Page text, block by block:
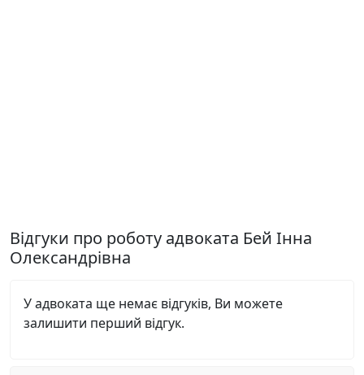
Відгуки про роботу адвоката Бей Інна
Олександрівна
У адвоката ще немає відгуків, Ви можете
залишити перший відгук.